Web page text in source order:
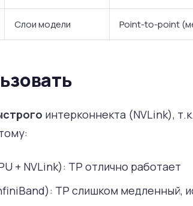
Слои модели Point-to-point
интерконнекта (NVLink),
+ NVLink): TP отлично работает
TP слишком медленный,